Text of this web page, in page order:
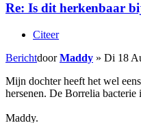
Re: Is dit herkenbaar
Citeer
BerichtdoorMaddy » Di 18
Mijn dochter heeft het wel
hersenen. De Borrelia bacterie
Maddy.